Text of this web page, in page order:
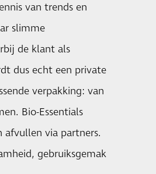
van trends en
slimme
de klant als
dus echt een private
verpakking: van
Bio-Essentials
afvullen via partners.
gebruiksgemak